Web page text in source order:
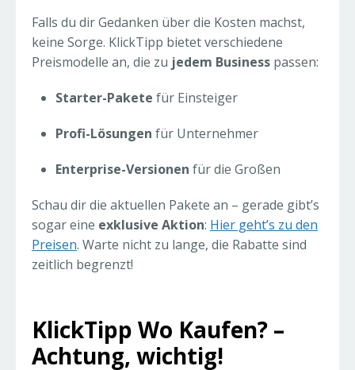
Falls du dir Gedanken über die Kosten machst,
keine Sorge. KlickTipp bietet verschiedene
Preismodelle an, die zu jedem Business passen:
Starter-Pakete für Einsteiger
Profi-Lösungen für Unternehmer
Enterprise-Versionen für die Großen
Schau dir die aktuellen Pakete an – gerade gibt’s
sogar eine exklusive Aktion: Hier geht’s zu den
Preisen. Warte nicht zu lange, die Rabatte sind
zeitlich begrenzt!
KlickTipp Wo Kaufen? –
Achtung, wichtig!